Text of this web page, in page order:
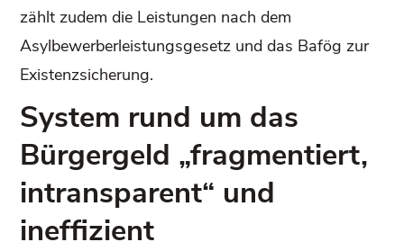
zählt zudem die Leistungen nach dem
Asylbewerberleistungsgesetz und das Bafög zur
Existenzsicherung.
System rund um das
Bürgergeld „fragmentiert,
intransparent“ und
ineffizient